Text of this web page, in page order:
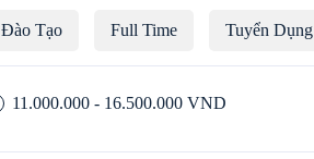
Đào Tạo Full Time Tuyển Dụng
11.000.000 - 16.500.000 VND